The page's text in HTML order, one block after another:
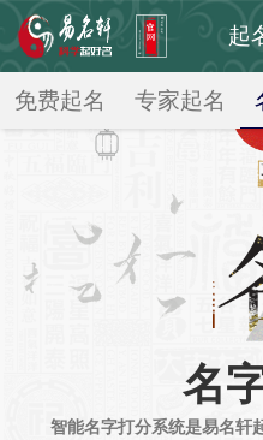
起
起点起名网 > 名字打分
免费起名 专家起名
名
智能名字打分系统是易名轩